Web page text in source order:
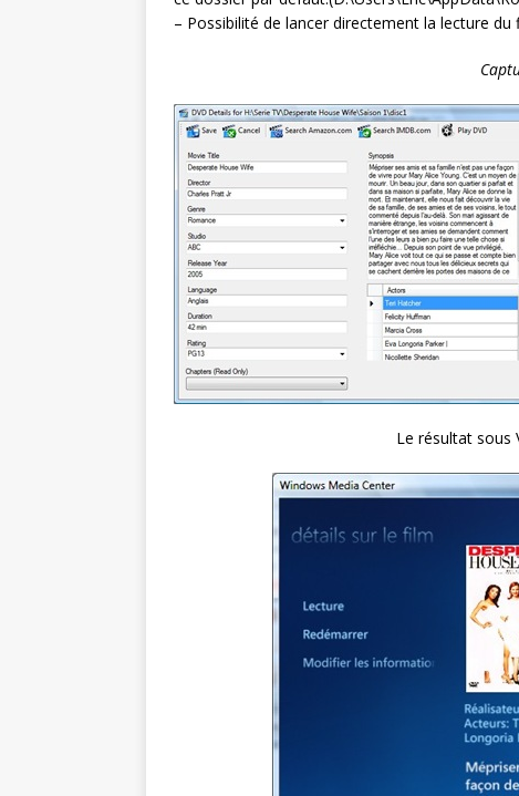
– Possibilité de lancer directement la lecture
Le résultat sous